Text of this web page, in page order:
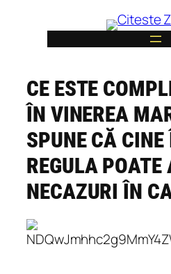
content
CE ESTE
ÎN VINEREA
SPUNE CĂ
REGULA POATE
NECAZURI ÎN
6